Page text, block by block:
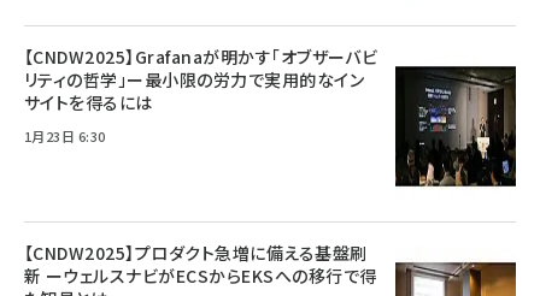
【CNDW2025】Grafanaが明かす「オブザーバビ
リティの哲学」ー最小限の労力で実用的なイン
サイトを得るには
1月23日 6:30
【CNDW2025】プロダクト急増に備える基盤刷
新 ーウェルスナビがECSからEKSへの移行で得